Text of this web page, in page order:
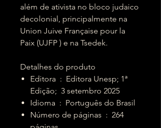
além de ativista no bloco judaico
decolonial, principalmente na
Union Juive Française pour la
Paix (UJFP ) e na Tsedek.
Detalhes do produto
Editora ‏ : ‎ Editora Unesp; 1ª
Edição; 3 setembro 2025
Idioma ‏ : ‎ Português do Brasil
Número de páginas ‏ : ‎ 264